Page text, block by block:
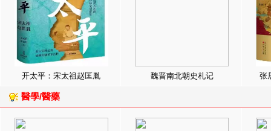
开太平：宋太祖赵匡胤 魏晋南北朝史札记 张
醫學/醫藥